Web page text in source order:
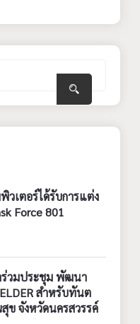
วเตอร์ได้รับการแต่ง
Force 801
ร่วมประชุม พัฒนา
สำหรับทันต
ข จังหวัดนครสวรรค์